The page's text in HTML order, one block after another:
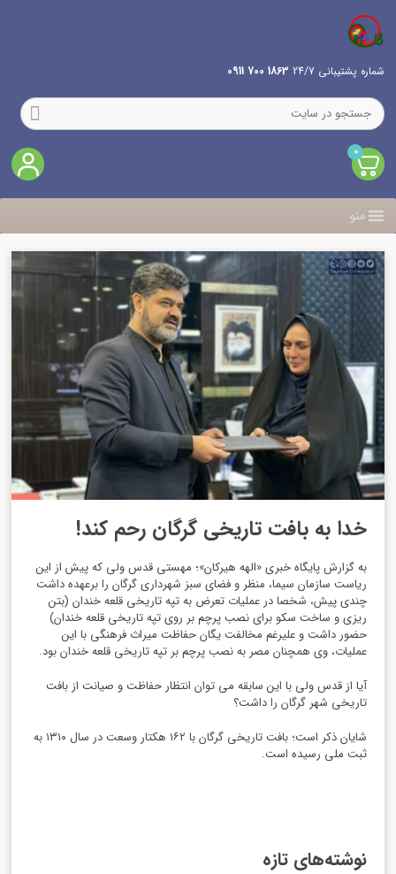
شماره پشتیبانی 24/7 1863 700 0911
0
منو
خدا به بافت تاریخی گرگان رحم‌ کند!
به گزارش پایگاه خبری «الهه هیرکان»؛ مهستی قدس ولی که پیش از این
ریاست سازمان سیما، منظر و فضای سبز شهرداری گرگان را برعهده داشت
چندی پیش، شخصا در عملیات تعرض به تپه تاریخی قلعه خندان (بتن
ریزی و‌ ساخت سکو برای نصب پرچم بر روی تپه تاریخی قلعه خندان)
حضور داشت و علیرغم مخالفت یگان حفاظت میراث فرهنگی با این
عملیات، وی همچنان مصر به نصب پرچم بر تپه تاریخی قلعه خندان بود.
آیا از قدس ولی با این سابقه می توان انتظار حفاظت و صیانت از بافت
تاریخی شهر گرگان را داشت؟
شایان ذکر است؛ بافت تاریخی گرگان با ۱۶۲ هکتار وسعت در سال ۱۳۱۰ به
ثبت ملی رسیده است.
نوشته‌های تازه